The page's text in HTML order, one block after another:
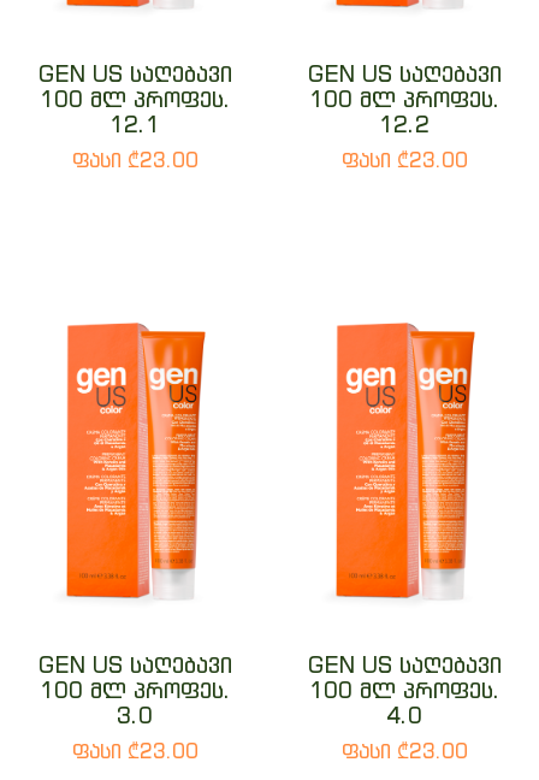
GEN US საღებავი
100 მლ პროფეს.
12.1
ფასი ₾23.00
GEN US საღებავი
100 მლ პროფეს.
12.2
ფასი ₾23.00
GEN US საღებავი
100 მლ პროფეს.
3.0
ფასი ₾23.00
GEN US საღებავი
100 მლ პროფეს.
4.0
ფასი ₾23.00